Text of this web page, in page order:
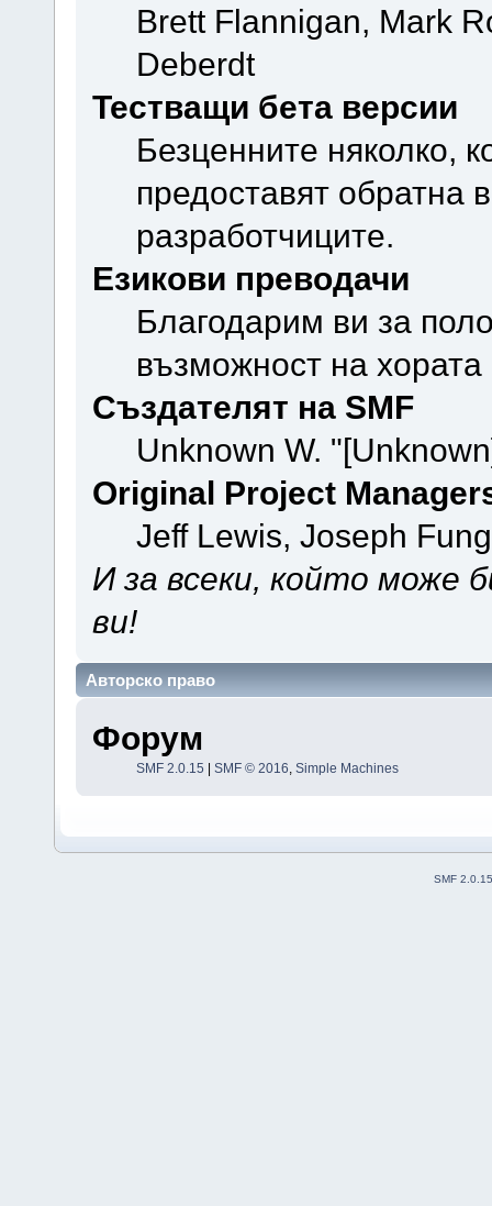
Brett Flannigan, Mark
Deberdt
Тестващи бета версии
Безценните няколко,
предоставят обратна
разработчиците.
Езикови преводачи
Благодарим ви за
възможност на хората
Създателят на SMF
Unknown W.
Original Project
Jeff Lewis, Joseph
И за всеки, който може
ви!
Авторско право
Форум
SMF 2.0.15 SMF © 2016, Simple Machines
SMF 2.0.15